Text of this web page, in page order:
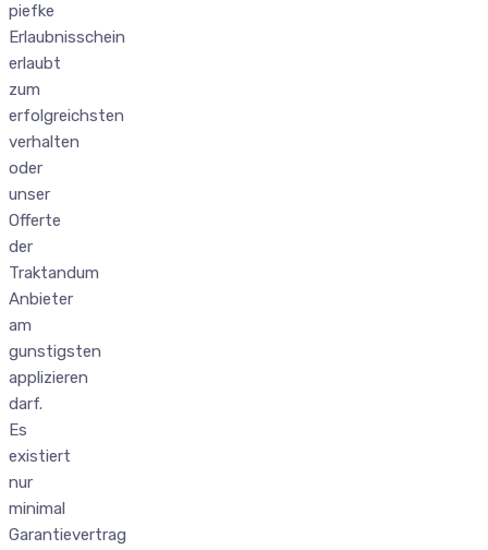
piefke
Erlaubnisschein
erlaubt
zum
erfolgreichsten
verhalten
oder
unser
Offerte
der
Traktandum
Anbieter
am
gunstigsten
applizieren
darf.
Es
existiert
nur
minimal
Garantievertrag